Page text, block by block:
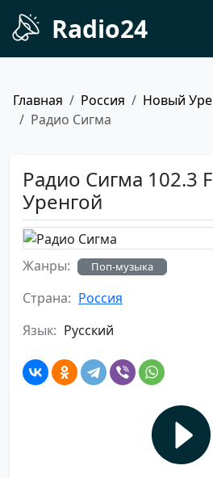
Radio24
Главная Россия
Новый
Радио Сигма
Радио Сигма 102.3
Уренгой
Жанры: Поп-музыка
Страна: Россия
Язык: Русский